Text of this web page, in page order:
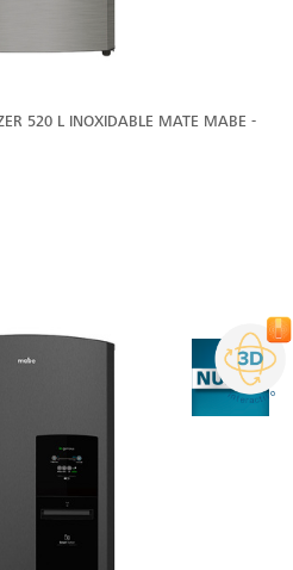
520 L INOXIDABLE MATE MABE -